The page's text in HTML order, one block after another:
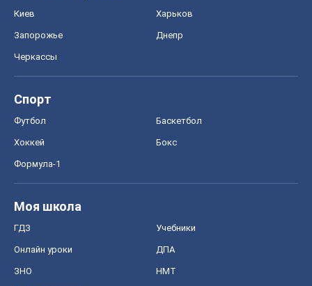
Киев Харьков
Запорожье Днепр
Черкассы
Спорт
Футбол Баскетбол
Хоккей Бокс
Формула-1
Моя школа
ГДЗ Учебники
Онлайн уроки ДПА
ЗНО НМТ